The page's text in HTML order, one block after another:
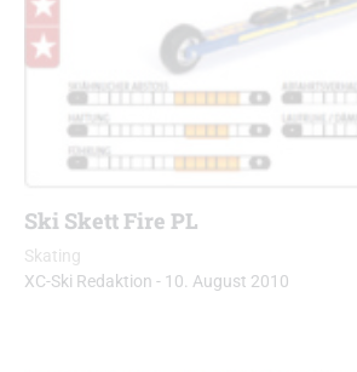
Ski Skett Fire PL
Skating
XC-Ski Redaktion - 10. August 2010